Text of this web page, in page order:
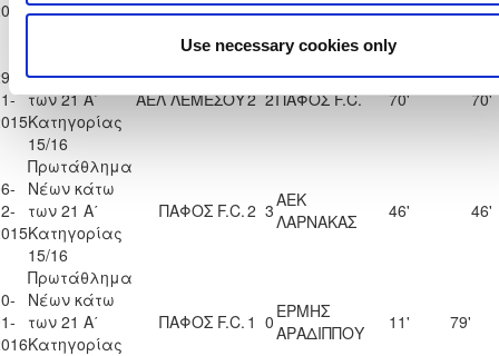
Use necessary cookies only
Κατηγορίας
Νέων κάτω
των 21 Α΄
Κατηγορίας
15/16
ΑΕΛ ΛΕΜΕΣΟΥ2 2ΠΑΦΟΣ F.C. 70' 70'
Πρωτάθλημα
Νέων κάτω
των 21 Α΄
Κατηγορίας
15/16
ΠΑΦΟΣ F.C.2 3ΑΕΚ
ΛΑΡΝΑΚΑΣ
46' 46'
Πρωτάθλημα
Νέων κάτω
των 21 Α΄
Κατηγορίας
ΠΑΦΟΣ F.C. 1 0 ΕΡΜΗΣ
ΑΡΑΔΙΠΠΟΥ
11' 79'